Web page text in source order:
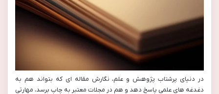
در دنیای پرشتاب پژوهش و علم، نگارش مقاله ای که بتواند هم به
دغدغه های علمی پاسخ دهد و هم در مجلات معتبر به چاپ برسد، مهارتی